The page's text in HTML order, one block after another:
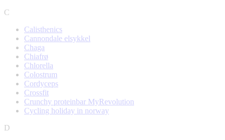
C
Calisthenics
Cannondale elsykkel
Chaga
Chiafrø
Chlorella
Colostrum
Cordyceps
Crossfit
Crunchy proteinbar MyRevolution
Cycling holiday in norway
D